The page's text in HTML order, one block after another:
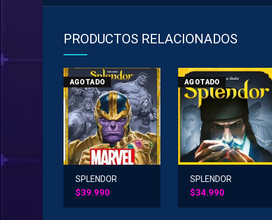
PRODUCTOS RELACIONADOS
AGOTADO
SPLENDOR
MARVEL
$39.990
AGOTADO
SPLENDOR
$34.990